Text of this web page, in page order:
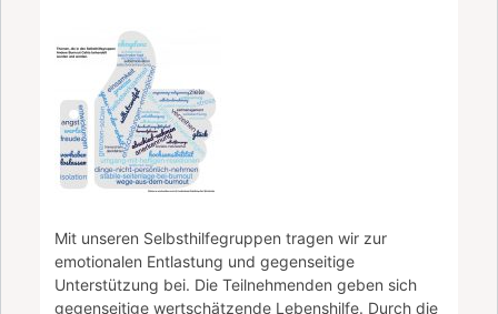
Mit unseren Selbsthilfegruppen tragen wir zur
emotionalen Entlastung und gegenseitige
Unterstützung bei. Die Teilnehmenden geben sich
gegenseitige wertschätzende Lebenshilfe. Durch die